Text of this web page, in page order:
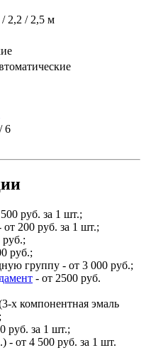
/ 2,2 / 2,5 м
6
руб. за 1 шт.;
200 руб. за 1 шт.;
руб.;
руб.;
группу - от 3 000 руб.;
- от 2500 руб.
х компонентная эмаль
руб. за 1 шт.;
- от 4 500 руб. за 1 шт.